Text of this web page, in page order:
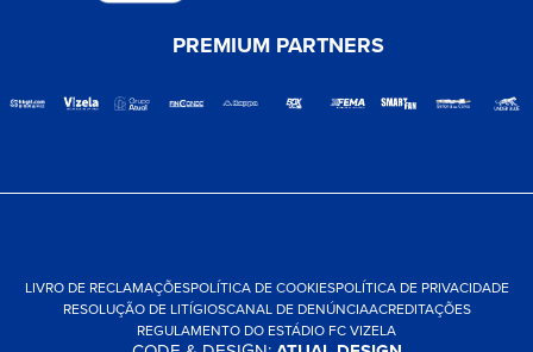
PREMIUM PARTNERS
LIVRO DE RECLAMAÇÕESPOLÍTICA DE COOKIESPOLÍTICA DE PRIVACIDADE
RESOLUÇÃO DE LITÍGIOSCANAL DE DENÚNCIAACREDITAÇÕES
REGULAMENTO DO ESTÁDIO FC VIZELA